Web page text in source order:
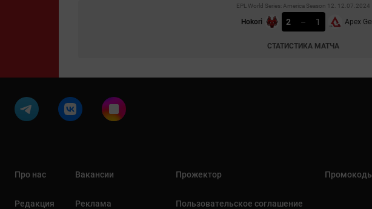
EPL World Series: America Season 12. 12.07.2024
Hokori 2 – 1 Apex
СТАТИСТИКА МАТЧА
Про нас
Редакция
Вакансии
Реклама
Прожектор
Пользовательское соглашение